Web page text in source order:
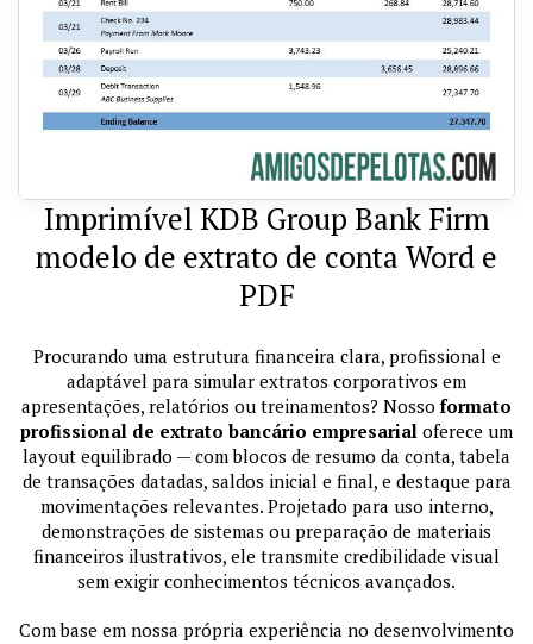
Imprimível KDB Group Bank Firm
modelo de extrato de conta Word e
PDF
Procurando uma estrutura financeira clara, profissional e
adaptável para simular extratos corporativos em
apresentações, relatórios ou treinamentos? Nosso formato
profissional de extrato bancário empresarial oferece um
layout equilibrado — com blocos de resumo da conta, tabela
de transações datadas, saldos inicial e final, e destaque para
movimentações relevantes. Projetado para uso interno,
demonstrações de sistemas ou preparação de materiais
financeiros ilustrativos, ele transmite credibilidade visual
sem exigir conhecimentos técnicos avançados.
Com base em nossa própria experiência no desenvolvimento